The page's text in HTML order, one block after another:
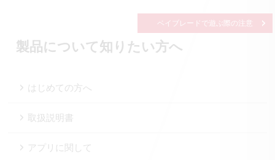
ベイブレードで遊ぶ際の注意
製品について知りたい方へ
はじめての方へ
取扱説明書
アプリに関して